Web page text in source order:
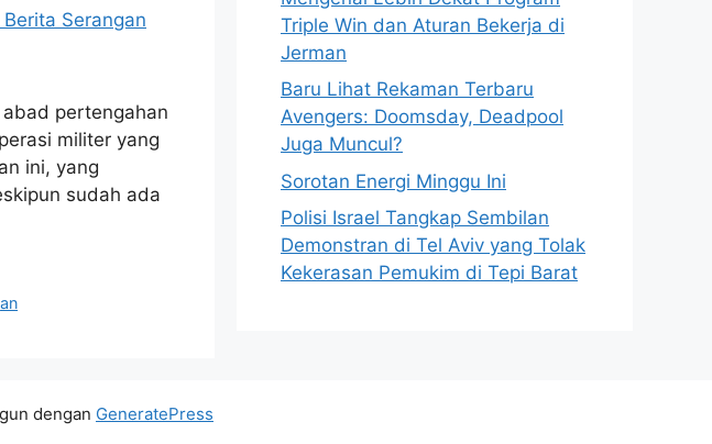
pertengahan
militer yang
ini, yang
sudah ada
Triple Win dan Aturan Bekerja di
Jerman
Baru Lihat Rekaman Terbaru
Avengers: Doomsday, Deadpool
Juga Muncul?
Sorotan Energi Minggu Ini
Polisi Israel Tangkap Sembilan
Demonstran di Tel Aviv yang Tolak
Kekerasan Pemukim di Tepi Barat
dengan GeneratePress